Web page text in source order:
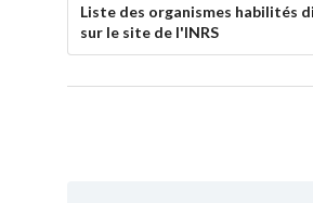
Liste des organismes habilités
sur le site de l'INRS